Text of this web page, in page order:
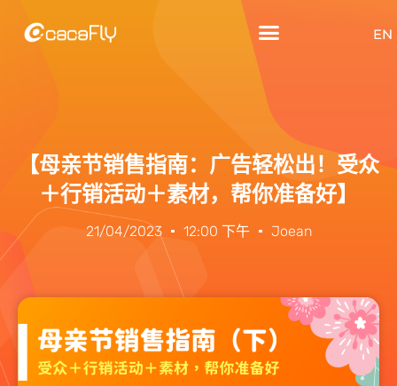
EN
【母亲节销售指南：广告轻松出！受众
＋行销活动＋素材，帮你准备好】
21/04/2023 12:00 下午 Joean